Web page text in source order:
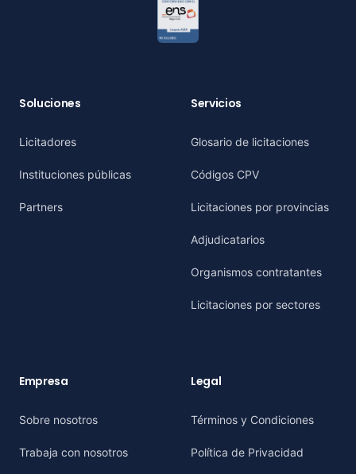
Soluciones
Licitadores
Instituciones públicas
Partners
Servicios
Glosario de licitaciones
Códigos CPV
Licitaciones por provincias
Adjudicatarios
Organismos contratantes
Licitaciones por sectores
Empresa
Sobre nosotros
Trabaja con nosotros
Legal
Términos y Condiciones
Política de Privacidad